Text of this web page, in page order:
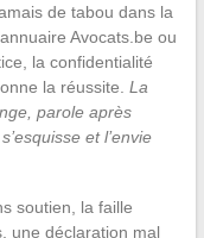
de tabou dans la
Avocats.be ou
la confidentialité
la réussite. La
parole après
et l’envie
soutien, la faille
une déclaration mal